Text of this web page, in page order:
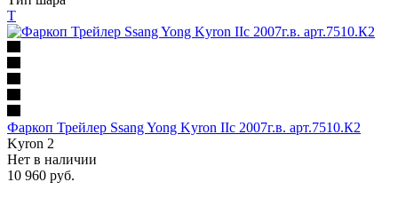
Т
Фаркоп Трейлер Ssang Yong Kyron IIс 2007г.в. арт.7510.К2
Kyron 2
Нет в наличии
10 960 руб.